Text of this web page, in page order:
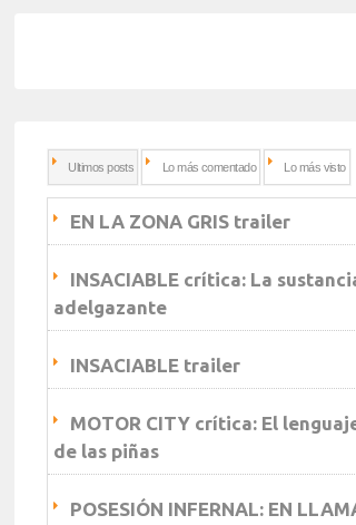
Ultimos posts Lo más comentado Lo más visto
EN LA ZONA GRIS trailer
INSACIABLE crítica: La
adelgazante
INSACIABLE trailer
MOTOR CITY crítica: El
de las piñas
POSESIÓN INFERNAL: EN